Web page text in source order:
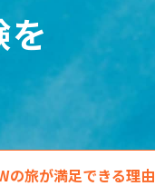
の旅が満足できる理由